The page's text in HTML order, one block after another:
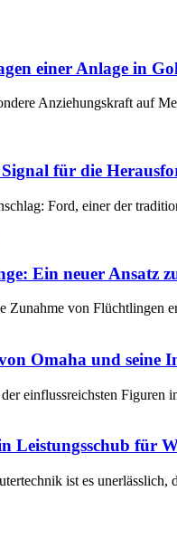
einer Anlage in
Anziehungskraft auf
für die
Ford, einer der
Ein neuer Ansatz
Zunahme von Flüchtlingen
Omaha und seine
einflussreichsten Figuren
Leistungsschub für
ist es